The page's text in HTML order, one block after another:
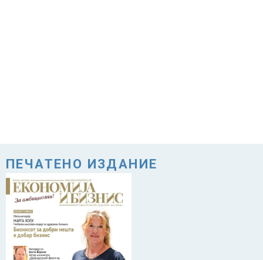
ПЕЧАТЕНО ИЗДАНИЕ